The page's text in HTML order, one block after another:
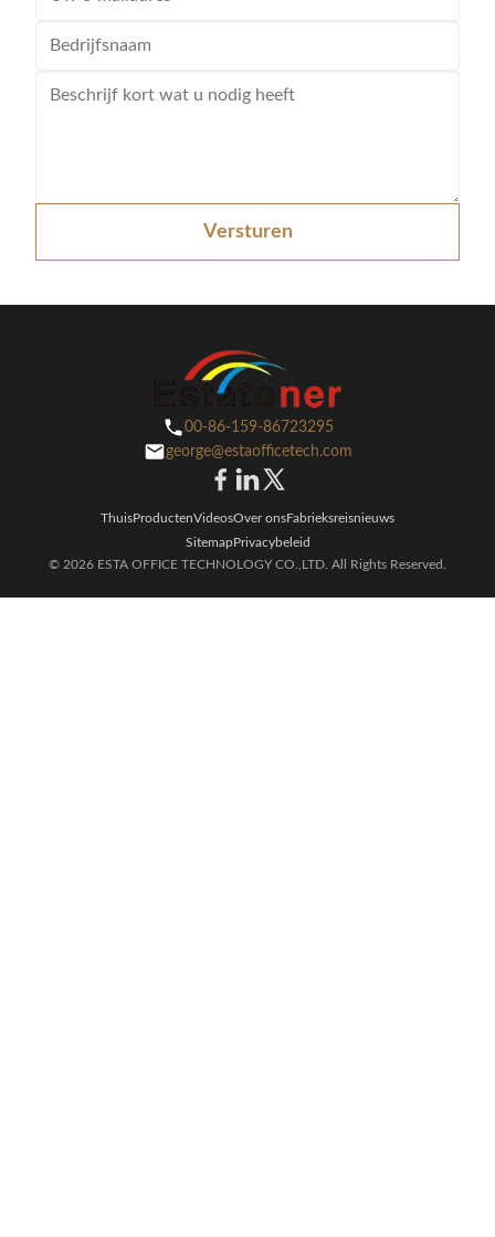
Versturen
00-86-159-86723295
george@estaofficetech.com
ThuisProductenVideosOver onsFabrieksreisnieuws
SitemapPrivacybeleid
© 2026 ESTA OFFICE TECHNOLOGY CO.,LTD. All Rights Reserved.